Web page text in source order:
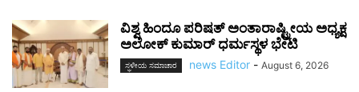
ವಿಶ್ವ ಹಿಂದೂ ಪರಿಷತ್ ಅಂತಾರಾಷ್ಟ್ರೀಯ ಅಧ್ಯಕ್ಷ
ಅಲೋಕ್ ಕುಮಾರ್ ಧರ್ಮಸ್ಥಳ ಭೇಟಿ
ಸ್ಥಳೀಯ ಸಮಾಚಾರ news Editor - August 6, 2026